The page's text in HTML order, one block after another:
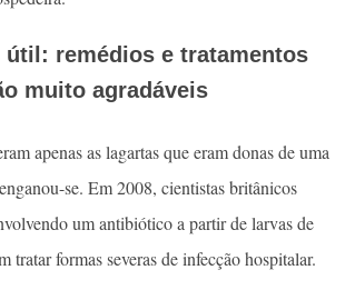
útil: remédios e tratamentos
muito agradáveis
apenas as lagartas que eram donas de uma
se. Em 2008, cientistas britânicos
um antibiótico a partir de larvas de
tratar formas severas de infecção hospitalar.